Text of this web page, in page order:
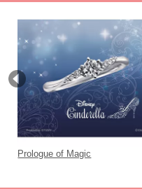
Prologue of Magic